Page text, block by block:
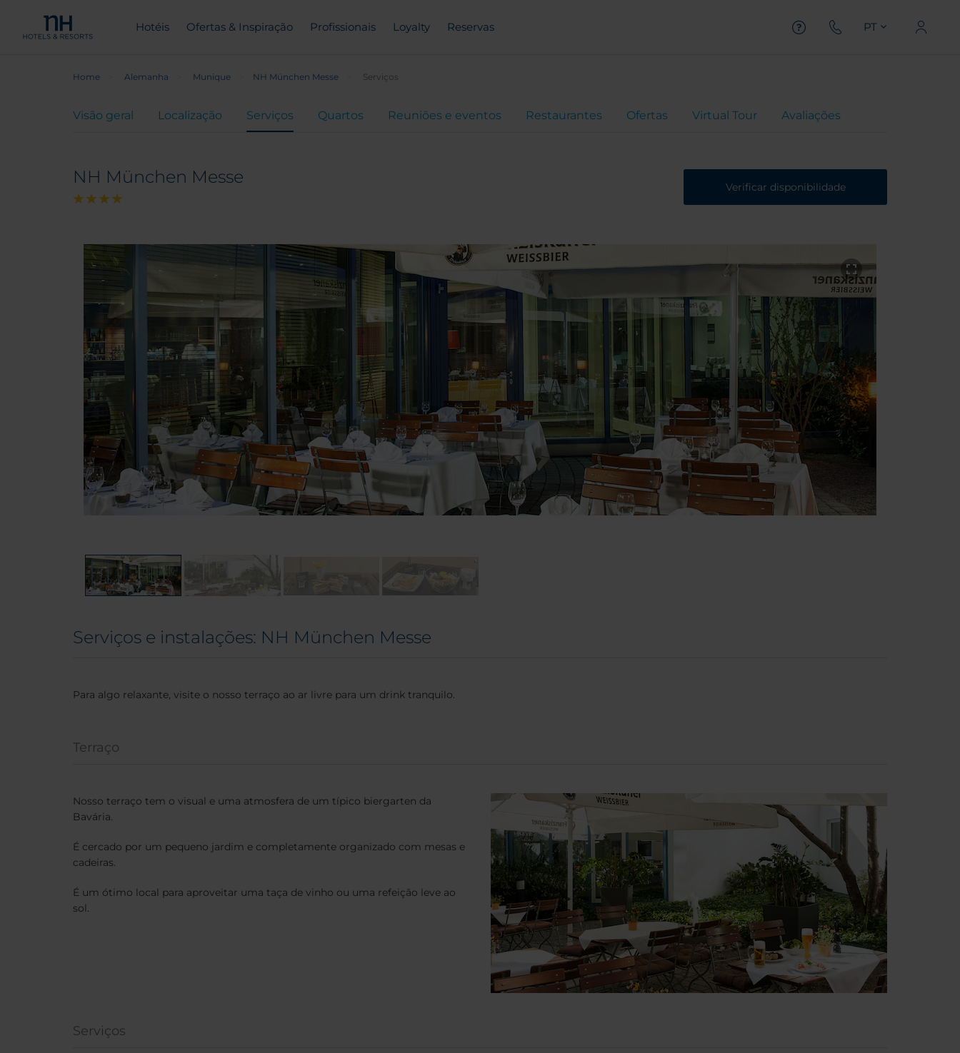
Hotéis Ofertas & Inspiração Profissionais Loyalty Reservas PT
Home Alemanha Munique NH München Messe Serviços
Visão geral Localização Serviços Quartos Reuniões e eventos Restaurantes Ofertas Virtual Tour Avaliações
NH München Messe Verificar disponibilidade
Serviços e instalações: NH München Messe
Para algo relaxante, visite o nosso terraço ao ar livre para um drink tranquilo.
Terraço
Nosso terraço tem o visual e uma atmosfera de um típico biergarten da
Bavária.
É cercado por um pequeno jardim e completamente organizado com mesas e
cadeiras.
É um ótimo local para aproveitar uma taça de vinho ou uma refeição leve ao
sol.
Serviços